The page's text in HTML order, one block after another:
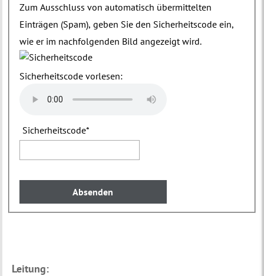
Zum Ausschluss von automatisch übermittelten
Einträgen (Spam), geben Sie den Sicherheitscode ein,
wie er im nachfolgenden Bild angezeigt wird.
Sicherheitscode vorlesen:
Sicherheitscode*
Leitung: